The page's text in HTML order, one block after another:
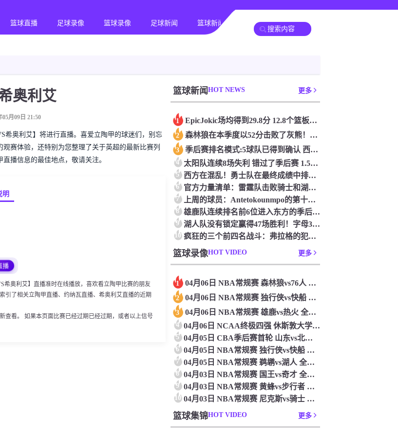
篮球直播 足球录像 篮球录像 足球新闻 篮球新闻
奥利艾
05月09日 21:50
希奥利艾】将进行直播。喜爱立陶甲的球迷们，别忘
赛体验，还特别为您整理了关于英超的最新比赛列
播信息的最佳地点，敬请关注。
明
播
希奥利艾】直播准时在线播放，喜欢看立陶甲比赛的朋友
引了相关立陶甲直播、约纳瓦直播、希奥利艾直播的近期
查看。 如果本页面比赛已经过期已经过期，或者以上信号
篮球新闻 HOT NEWS 更多
1 Epic️Jokic场均得到29.8分 12.8个篮板和10.2次助攻 平均三双很容易吗？
2 森林狼在本季度以52分击败了灰熊！一个部分中的21个中有18个！骑着摇头丸的战士第六 湖船不舒服
3 季后赛排名模式:5球队已得到确认 西方有一支悲惨的3-8队
4 太阳队连续8场失利 错过了季后赛 1.5亿巨人完全失败了
5 西方在混乱！勇士队在最终成绩中排名第七 湖人队晋级季后赛 火箭向快船送了礼物
6 官方力量清单：雷霆队击败骑士和湖人队排名第五
7 上周的球员：Antetokounmpo的第十个职业
8 雄鹿队连续排名前6位进入东方的季后赛 而老鹰队连续第四年在季后赛中踢球
9 湖人队没有锁定赢得47场胜利！字母36+15+10 波特24+12+8 42胜利以锁定季后赛
10 疯狂的三个前四名战斗：弗拉格的犯规 杜克·布莱克在33秒的惊喜中出现了
篮球录像HOT VIDEO 更多
1 04月06日 NBA常规赛 森林狼vs76人 全场录像
2 04月06日 NBA常规赛 独行侠vs快船 全场录像
3 04月06日 NBA常规赛 雄鹿vs热火 全场录像
4 04月06日 NCAA终极四强 休斯敦大学vs杜克大学 全场录像
5 04月05日 CBA季后赛首轮 山东vs北控 全场录像
6 04月05日 NBA常规赛 独行侠vs快船 全场录像
7 04月05日 NBA常规赛 鹈鹕vs湖人 全场录像
8 04月03日 NBA常规赛 国王vs奇才 全场录像
9 04月03日 NBA常规赛 黄蜂vs步行者 全场录像
10 04月03日 NBA常规赛 尼克斯vs骑士 全场录像
篮球集锦HOT VIDEO 更多